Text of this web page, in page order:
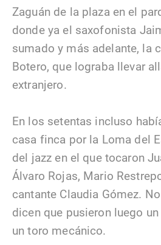
Zaguán de la plaza en el
donde ya el saxofonista
sumado y más adelante, la
Botero, que lograba llevar
extranjero.
En los setentas incluso
casa finca por la Loma del
del jazz en el que tocaron
Álvaro Rojas, Mario
cantante Claudia Gómez.
dicen que pusieron luego
un toro mecánico.